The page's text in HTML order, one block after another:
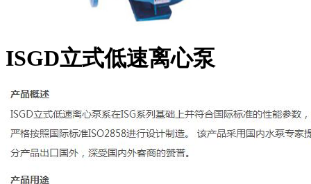
ISGD立式低速离心泵